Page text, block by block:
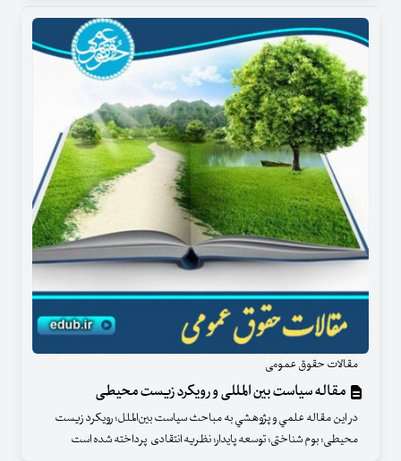
مقالات حقوق عمومی
مقاله سیاست بین المللی و رویکرد زیست محیطی
در اين مقاله علمي و پژوهشي به مباحث سیاست بین‌الملل؛ رویکرد زیست
محیطی؛ بوم شناختی؛ توسعه پایدار؛ نظریه انتقادی پرداخته شده است